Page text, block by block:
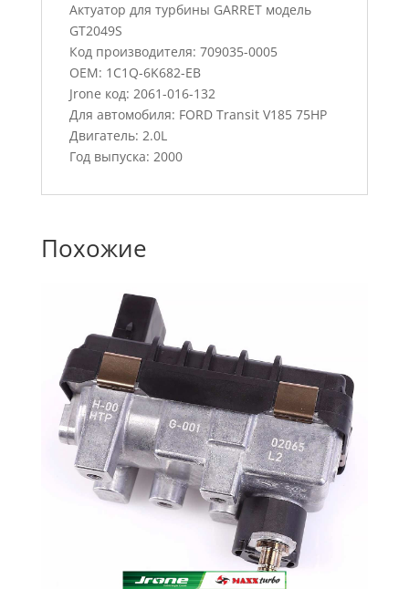
Актуатор для турбины GARRET модель
GT2049S
Код производителя: 709035-0005
OEM: 1C1Q-6K682-EB
Jrone код: 2061-016-132
Для автомобиля: FORD Transit V185 75HP
Двигатель: 2.0L
Год выпуска: 2000
Похожие